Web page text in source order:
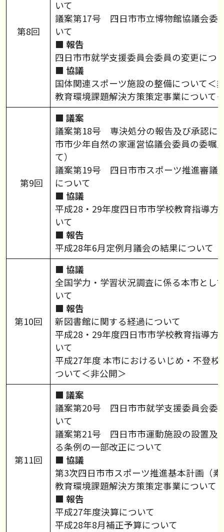
第8回
いて
議案第17号 四日市市立博物館協議会委
いて
■ 報告
四日市市就学支援委員会委員の変更につ
■ 協議
国体関連スポーツ施設の整備について＜
教育環境課題解決方策策定事業について
第9回
■ 議案
議案第18号 専決処分の報告及び承認に
市市少年自然の家運営協議会委員の委嘱
て）
議案第19号 四日市市スポーツ推進審議
について
■ 協議
平成28・29年度四日市市学校教育指導方
いて
■ 報告
平成28年6月定例月議会の結果について
第10回
■ 協議
全国学力・学習状況調査に係る本市とし
いて
■ 報告
新図書館に関する経過について
平成28・29年度四日市市学校教育指導方
いて
平成27年度 本市におけるいじめ・不登校
ついて＜非公開＞
第11回
■ 議案
議案第20号 四日市市就学支援委員会委
いて
議案第21号 四日市市運動施設の設置及
る条例の一部改正について
■ 協議
第3次四日市市スポーツ推進基本計画（
教育環境課題解決方策策定事業について
■ 報告
平成27年度決算について
平成28年8月補正予算について